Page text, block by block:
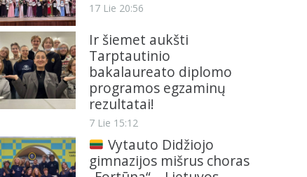
17 Lie 20:56
Ir šiemet aukšti
Tarptautinio
bakalaureato diplomo
programos egzaminų
rezultatai!
7 Lie 15:12
Vytauto Didžiojo
gimnazijos mišrus choras